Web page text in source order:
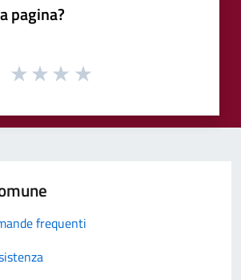
pagina?
frequenti